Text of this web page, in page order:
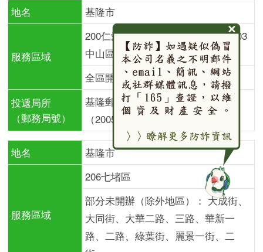
地名 基隆市
服務區域
200仁愛區 201信義區 202中正區 203
中山區 204安樂區 205暖暖區
全區開辦
投遞局所
（郵務局號）
基隆郵局快捷股
（200583）
地名 基隆市
服務區域
206七堵區
部分未開辦（除外地區）： 大成街、
大同街、大華二路、三路、華新一
路、二路、綠葉街、麗景一街、二